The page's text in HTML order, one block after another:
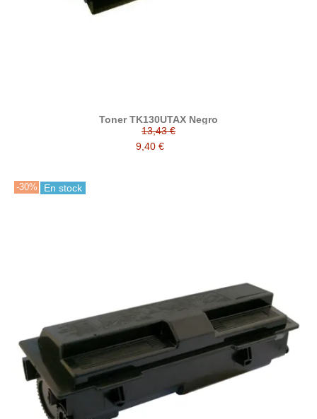
Toner TK130UTAX Negro
13,43 €
9,40 €
-30% En stock